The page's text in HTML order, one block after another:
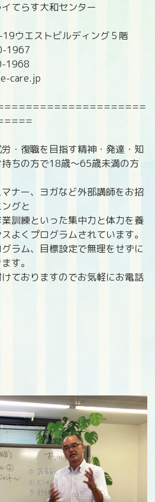
てらす大和センター
ウエストビルディング５階
care.jp
・復職を目指す精神・発達・知
ちの方で18歳〜65歳未満の方
ナー、ヨガなど外部講師をお招
グと
訓練といった集中力と体力を養
よくプログラムされています。
ラム、目標設定で無理をせずに
す。
ておりますのでお気軽にお電話